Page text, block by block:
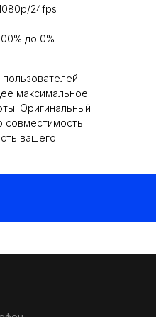
24fps
до 0%
максимальное
Оригинальный
совместимость
вашего